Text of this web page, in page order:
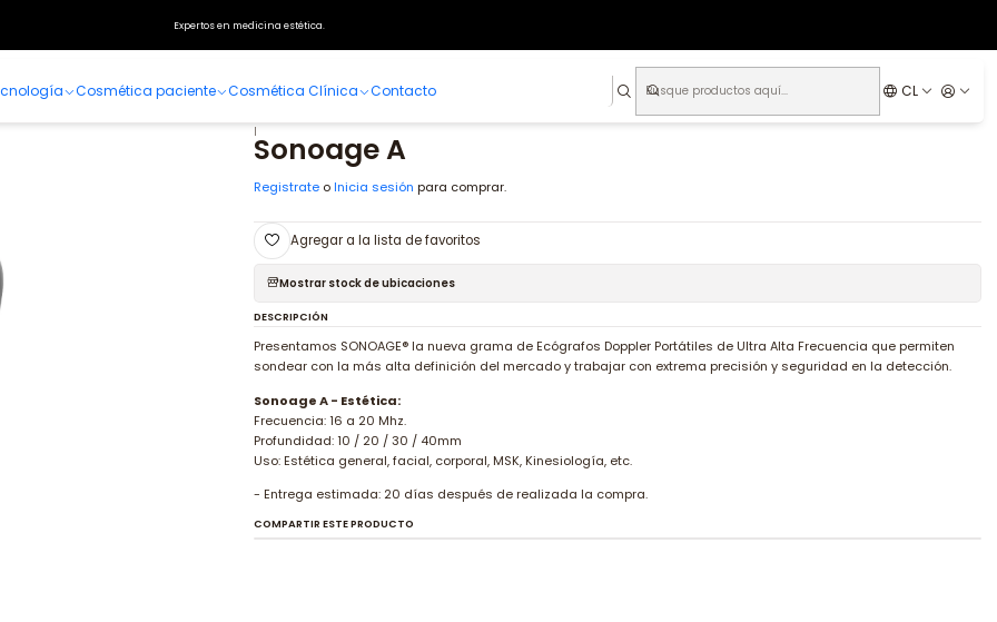
Cosmética paciente Cosmética Clínica Contacto CL
Expertos en medicina estética.
Dermatología Aparatología
|Sonoage A
Registrate o Inicia sesión para comprar.
Agregar a la lista de favoritos
Mostrar stock de ubicaciones
DESCRIPCIÓN
Presentamos SONOAGE® la nueva grama de Ecógrafos Doppler Portátiles de Ultra Alta Frecuencia que permiten
sondear con la más alta definición del mercado y trabajar con extrema precisión y seguridad en la detección.
Sonoage A - Estética:
Frecuencia: 16 a 20 Mhz.
Profundidad: 10 / 20 / 30 / 40mm
Uso: Estética general, facial, corporal, MSK, Kinesiología, etc.
- Entrega estimada: 20 días después de realizada la compra.
COMPARTIR ESTE PRODUCTO